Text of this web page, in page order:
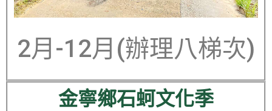
2月-12月(辦理八梯次)
金寧鄉石蚵文化季